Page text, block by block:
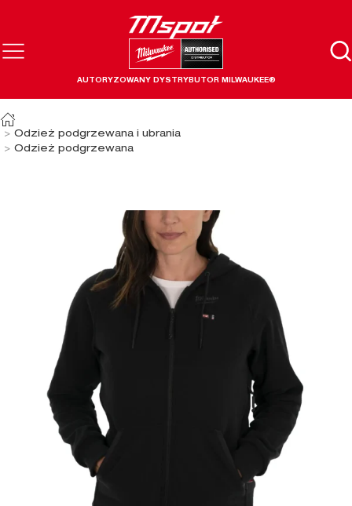
AUTORYZOWANY DYSTRYBUTOR MILWAUKEE®
Odzież podgrzewana i ubrania
Odzież podgrzewana